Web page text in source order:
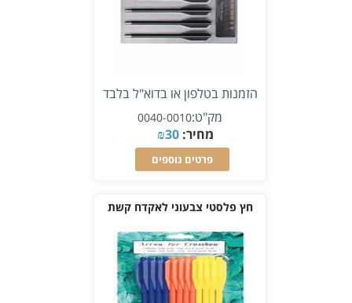
הזמנות בטלפון או בדוא"ל בלבד
מק"ט:0040-0010
מחיר: ₪30
פרטים נוספים
חץ פלסטי צבעוני לאקדח קשת